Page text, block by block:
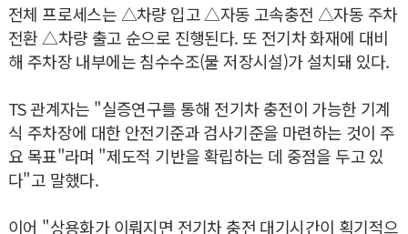
전체 프로세스는 △차량 입고 △자동 고속충전 △자동 주차
전환 △차량 출고 순으로 진행된다. 또 전기차 화재에 대비
해 주차장 내부에는 침수수조(물 저장시설)가 설치돼 있다.
TS 관계자는 "실증연구를 통해 전기차 충전이 가능한 기계
식 주차장에 대한 안전기준과 검사기준을 마련하는 것이 주
요 목표"라며 "제도적 기반을 확립하는 데 중점을 두고 있
다"고 말했다.
이어 "상용화가 이뤄지면 전기차 충전 대기시간이 획기적으